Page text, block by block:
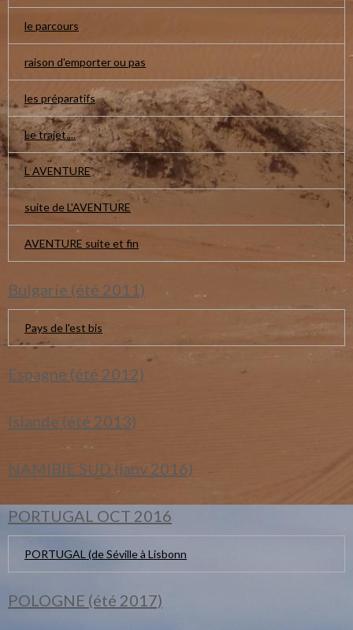
le parcours
raison d'emporter ou pas
les préparatifs
Le trajet....
L AVENTURE
suite de L'AVENTURE
AVENTURE suite et fin
Bulgarie (été 2011)
Pays de l'est bis
Espagne (été 2012)
Islande (été 2013)
NAMIBIE SUD (janv 2016)
PORTUGAL OCT 2016
PORTUGAL (de Séville à Lisbonn
POLOGNE (été 2017)